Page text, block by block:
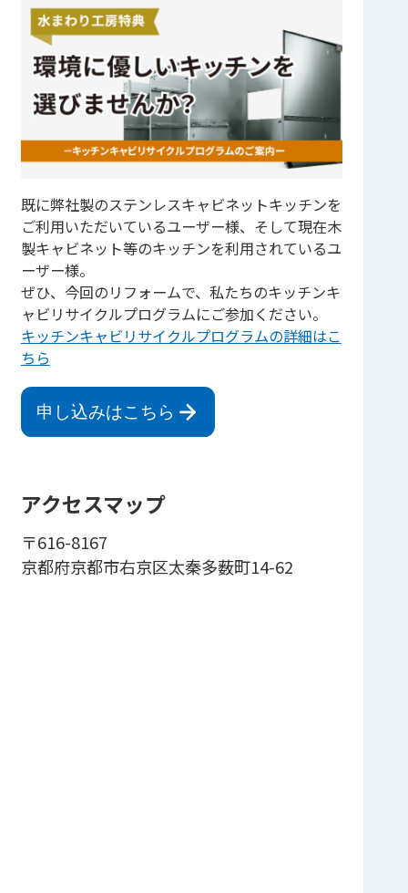
既に弊社製のステンレスキャビネットキッチンを
ご利用いただいているユーザー様、そして現在木
製キャビネット等のキッチンを利用されているユ
ーザー様。
ぜひ、今回のリフォームで、私たちのキッチンキ
ャビリサイクルプログラムにご参加ください。
キッチンキャビリサイクルプログラムの詳細はこ
ちら
申し込みはこちら
アクセスマップ
〒616-8167
京都府京都市右京区太秦多薮町14-62